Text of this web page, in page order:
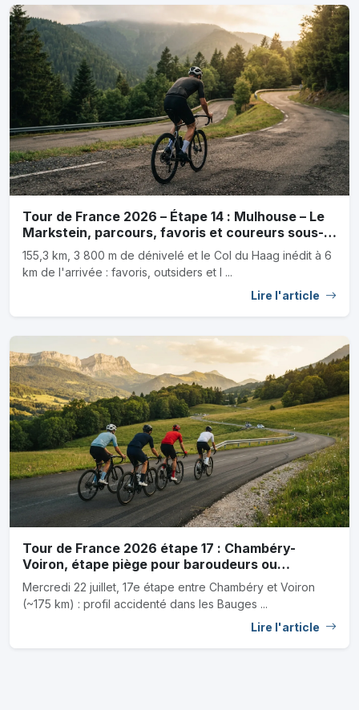
Tour de France 2026 – Étape 14 : Mulhouse – Le
Markstein, parcours, favoris et coureurs sous-
cotés
155,3 km, 3 800 m de dénivelé et le Col du Haag inédit à 6
km de l'arrivée : favoris, outsiders et l ...
Lire l'article
Tour de France 2026 étape 17 : Chambéry-
Voiron, étape piège pour baroudeurs ou
sprinteurs
Mercredi 22 juillet, 17e étape entre Chambéry et Voiron
(~175 km) : profil accidenté dans les Bauges ...
Lire l'article